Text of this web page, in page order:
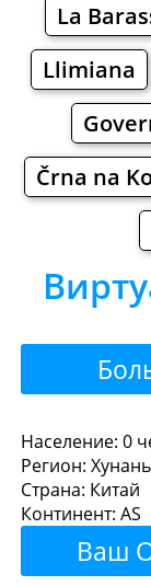
La
Llimiana
Črna na
Население: 0
Регион: Хунань
Страна: Китай
Континент: AS
Ваш